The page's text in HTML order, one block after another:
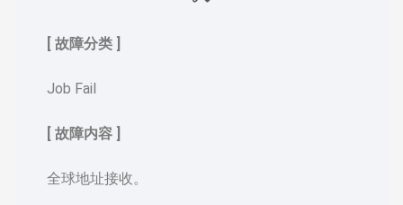
[ 故障分类 ]
Job Fail
[ 故障内容 ]
全球地址接收。